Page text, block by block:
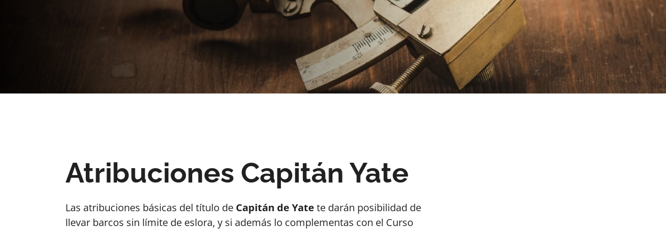
Atribuciones Capitán Yate
Las atribuciones básicas del título de Capitán de Yate te darán posibilidad de
llevar barcos sin límite de eslora, y si además lo complementas con el Curso